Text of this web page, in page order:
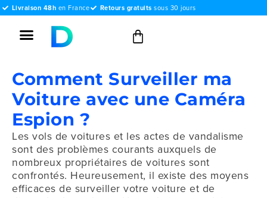
Livraison 48h en France Retours gratuits sous 30 jours
Comment Surveiller ma
Voiture avec une Caméra
Espion ?
Les vols de voitures et les actes de vandalisme
sont des problèmes courants auxquels de
nombreux propriétaires de voitures sont
confrontés. Heureusement, il existe des moyens
efficaces de surveiller votre voiture et de